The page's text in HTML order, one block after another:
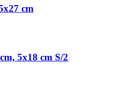
cm
5x18 cm S/2